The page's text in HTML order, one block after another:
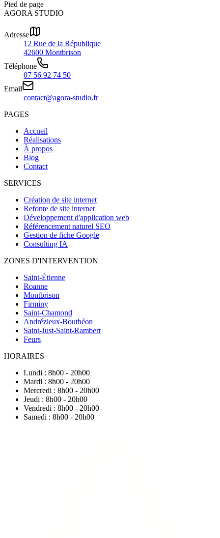
Pied de page
AGORA STUDIO
Adresse
12 Rue de la République
42600 Montbrison
Téléphone
07 56 92 74 50
Email
contact@agora-studio.fr
PAGES
Accueil
Réalisations
À propos
Blog
Contact
SERVICES
Création de site internet
Refonte de site internet
Développement d'application web
Référencement naturel SEO
Gestion de fiche Google
Consulting IA
ZONES D'INTERVENTION
Saint-Étienne
Roanne
Montbrison
Firminy
Saint-Chamond
Andrézieux-Bouthéon
Saint-Just-Saint-Rambert
Feurs
HORAIRES
Lundi : 8h00 - 20h00
Mardi : 8h00 - 20h00
Mercredi : 8h00 - 20h00
Jeudi : 8h00 - 20h00
Vendredi : 8h00 - 20h00
Samedi : 8h00 - 20h00